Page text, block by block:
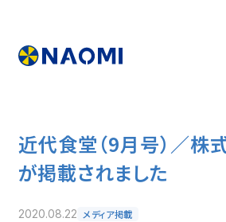
近代食堂（9月号）／株
が掲載されました
2020.08.22 メディア掲載